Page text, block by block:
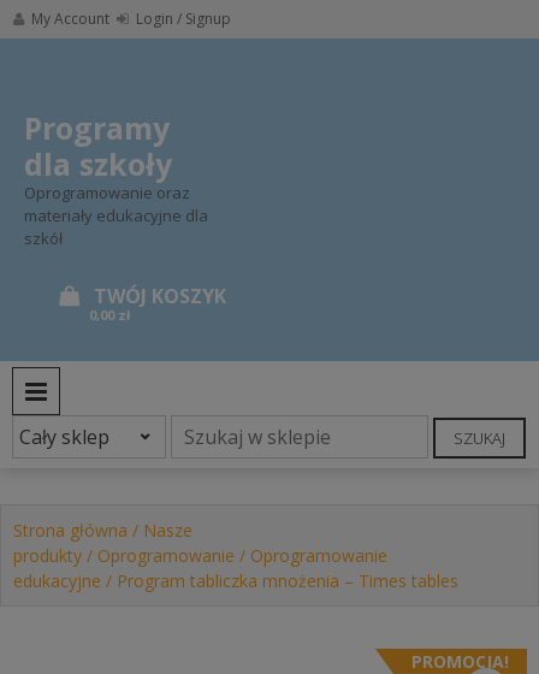
Skip
to
My Account Login / Signup
Programy
dla szkoły
Oprogramowanie oraz
materiały edukacyjne dla
szkół
0,00 zł
SZUKAJ
Strona główna / Nasze
produkty / Oprogramowanie / Oprogramowanie
edukacyjne / Program tabliczka mnożenia – Times tables
PROMOCJA!